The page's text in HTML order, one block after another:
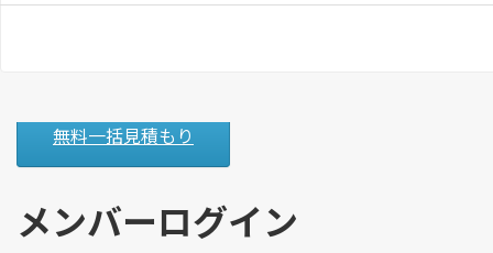
無料一括見積もり
メンバーログイン